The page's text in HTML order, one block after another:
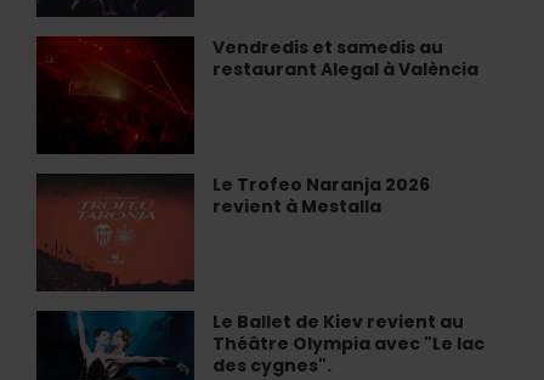
Valencia
»
Vendredis et samedis au
restaurant Alegal à València
Vendredis
et
samedis
au
restaurant
Alegal
València
Le Trofeo Naranja 2026
revient à Mestalla
Le
Trofeo
Naranja
2026
revient
à
Mestalla
Le Ballet de Kiev revient au
Théâtre Olympia avec "Le lac
des cygnes".
Ballet